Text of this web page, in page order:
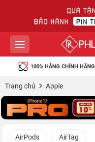
100% HÀNG CHÍNH HÃNG
Trang chủ Apple
AirPods AirTag